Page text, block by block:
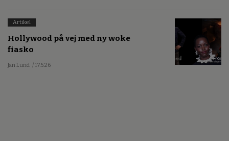
Artikel
Hollywood på vej med ny woke
fiasko
Jan Lund / 17.5.26